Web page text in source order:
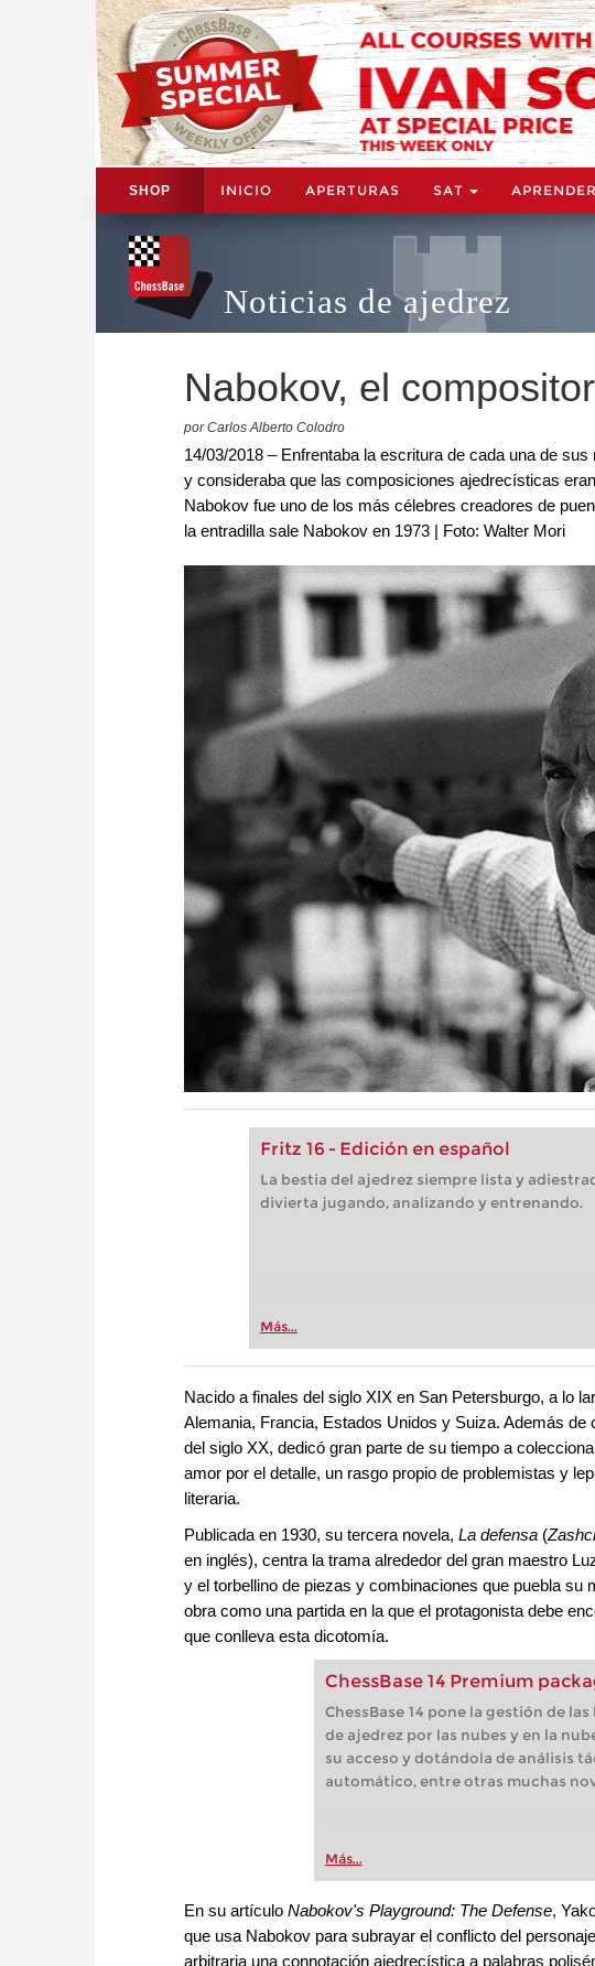
SHOP INICIO APERTURAS SAT
Noticias de ajedrez
Nabokov, el
por Carlos Alberto Colodro
14/03/2018 – Enfrentaba la escritura de cada una de
y consideraba que las composiciones ajedrecísticas
Nabokov fue uno de los más célebres creadores de
la entradilla sale Nabokov en 1973 | Foto: Walter Mori
Fritz 16 - Edición en español
La bestia del ajedrez siempre lista y
divierta jugando, analizando y entrenando.
Más...
Nacido a finales del siglo XIX en San Petersburgo, a lo
Alemania, Francia, Estados Unidos y Suiza. Además
del siglo XX, dedicó gran parte de su tiempo a
amor por el detalle, un rasgo propio de problemistas y
literaria.
Publicada en 1930, su tercera novela, La defensa (
en inglés), centra la trama alrededor del gran maestro
y el torbellino de piezas y combinaciones que puebla su
obra como una partida en la que el protagonista debe
que conlleva esta dicotomía.
ChessBase 14 Premium
ChessBase 14 pone la gestión de
de ajedrez por las nubes y en la
su acceso y dotándola de análisis
automático, entre otras muchas
Más...
En su artículo Nabokov's Playground: The Defense,
que usa Nabokov para subrayar el conflicto del
arbitraria una connotación ajedrecística a palabras